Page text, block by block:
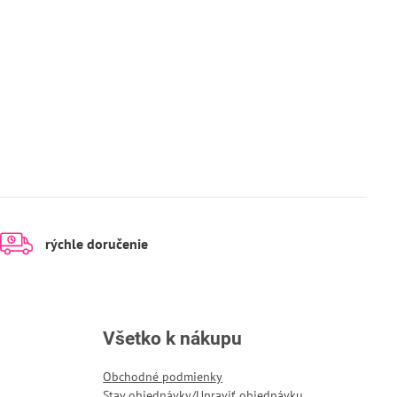
rýchle doručenie
Všetko k nákupu
Obchodné podmienky